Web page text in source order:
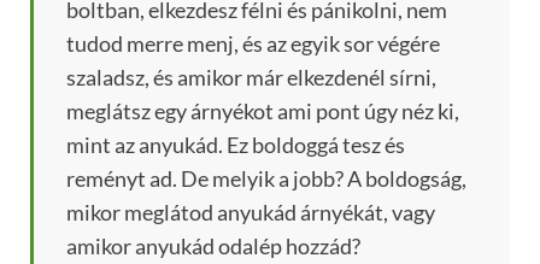
boltban, elkezdesz félni és pánikolni, nem
tudod merre menj, és az egyik sor végére
szaladsz, és amikor már elkezdenél sírni,
meglátsz egy árnyékot ami pont úgy néz ki,
mint az anyukád. Ez boldoggá tesz és
reményt ad. De melyik a jobb? A boldogság,
mikor meglátod anyukád árnyékát, vagy
amikor anyukád odalép hozzád?